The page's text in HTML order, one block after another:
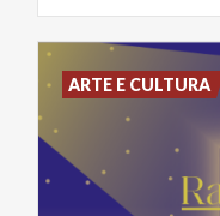
ARTE E CULTURA